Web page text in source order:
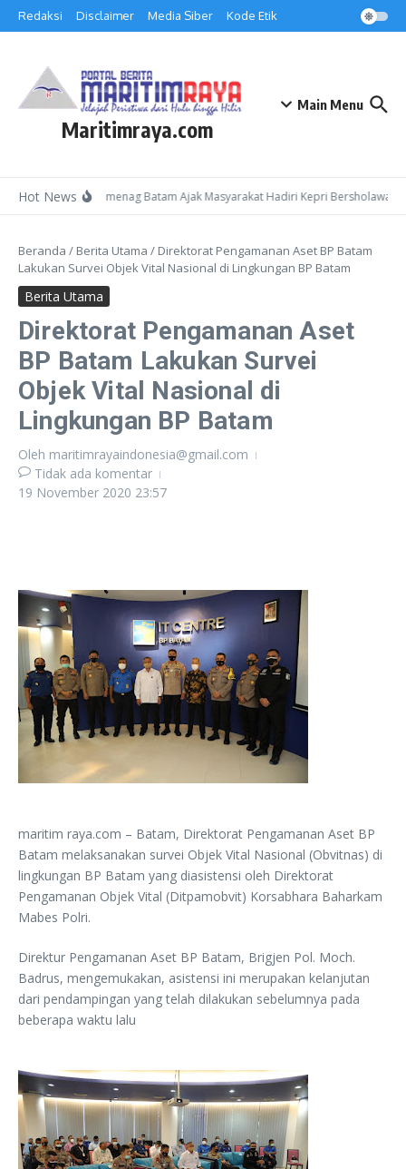
Lewati ke konten
Redaksi Disclaimer Media Siber Kode Etik
Maritimraya.com
Main Menu
Hot NewsKepala Kemenag Batam Ajak Masyarakat Hadiri Kepri Bersholawat 3
Beranda / Berita Utama / Direktorat Pengamanan Aset BP Batam
Lakukan Survei Objek Vital Nasional di Lingkungan BP Batam
Berita Utama
Direktorat Pengamanan Aset
BP Batam Lakukan Survei
Objek Vital Nasional di
Lingkungan BP Batam
Oleh maritimrayaindonesia@gmail.com
Tidak ada komentar
19 November 2020 23:57
maritim raya.com – Batam, Direktorat Pengamanan Aset BP
Batam melaksanakan survei Objek Vital Nasional (Obvitnas) di
lingkungan BP Batam yang diasistensi oleh Direktorat
Pengamanan Objek Vital (Ditpamobvit) Korsabhara Baharkam
Mabes Polri.
Direktur Pengamanan Aset BP Batam, Brigjen Pol. Moch.
Badrus, mengemukakan, asistensi ini merupakan kelanjutan
dari pendampingan yang telah dilakukan sebelumnya pada
beberapa waktu lalu